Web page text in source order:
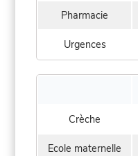
Pharmacie
Urgences
Crèche
Ecole maternelle